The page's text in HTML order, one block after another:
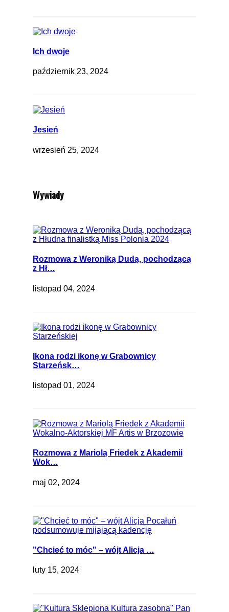
Ich dwoje
październik 23, 2024
Jesień
wrzesień 25, 2024
Wywiady
Rozmowa z Weroniką Dudą, pochodzącą
z Hł…
listopad 04, 2024
Ikona rodzi ikonę w Grabownicy
Starzeńsk…
listopad 01, 2024
Rozmowa z Mariolą Friedek z Akademii
Wok…
maj 02, 2024
"Chcieć to móc" – wójt Alicja …
luty 15, 2024